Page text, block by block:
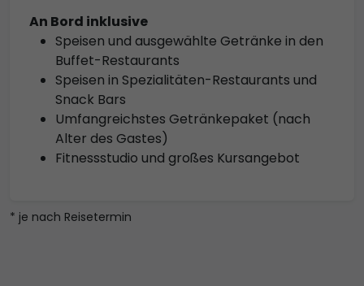
An Bord inklusive
Speisen und ausgewählte Getränke in den
Buffet-Restaurants
Speisen in Spezialitäten-Restaurants und
Snack Bars
Umfangreichstes Getränkepaket (nach
Alter des Gastes)
Fitnessstudio und großes Kursangebot
* je nach Reisetermin